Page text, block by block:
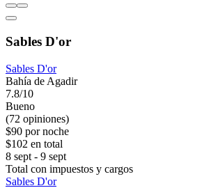
Sables D'or
Sables D'or
Bahía de Agadir
7.8/10
Bueno
(72 opiniones)
$90 por noche
$102 en total
8 sept - 9 sept
Total con impuestos y cargos
Sables D'or